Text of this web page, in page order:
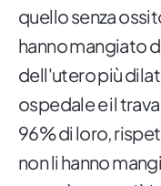
quello senza
hanno mangiato
dell'utero più
ospedale e il
96% di loro,
non li hanno